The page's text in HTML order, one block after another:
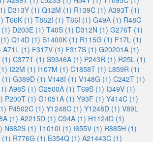
D313Y (1) Q12M (1) R139C (1) A393T (1)
T66K (1) T862I (1) T66I (1) G49A (1) R48G
D203E (1) T40S (1) D312N (1) G276T (1)
Q14D (1) S1400K (1) R115G (1) F17L (1)
A71L (1) F317V (1) F317S (1) G20201A (1)
(1) C377T (1) S9346A (1) P243R (1) R25L (1)
I22M (1) I107M (1) C1858T (1) L859R (1)
(1) G389D (1) V148I (1) V148G (1) C242T (1)
A98S (1) G2500A (1) T69S (1) I349V (1)
P200T (1) G1051A (1) Y93F (1) Y414C (1)
P4502C (1) Y1248C (1) Y1248D (1) V89L
(1) A2215D (1) C94A (1) H1124D (1)
N682S (1) T1010I (1) I655V (1) R885H (1)
(1) R776G (1) E354Q (1) A21443C (1)